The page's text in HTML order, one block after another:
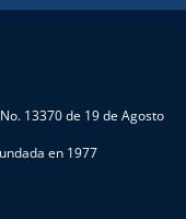
13370 de 19 de Agosto
en 1977